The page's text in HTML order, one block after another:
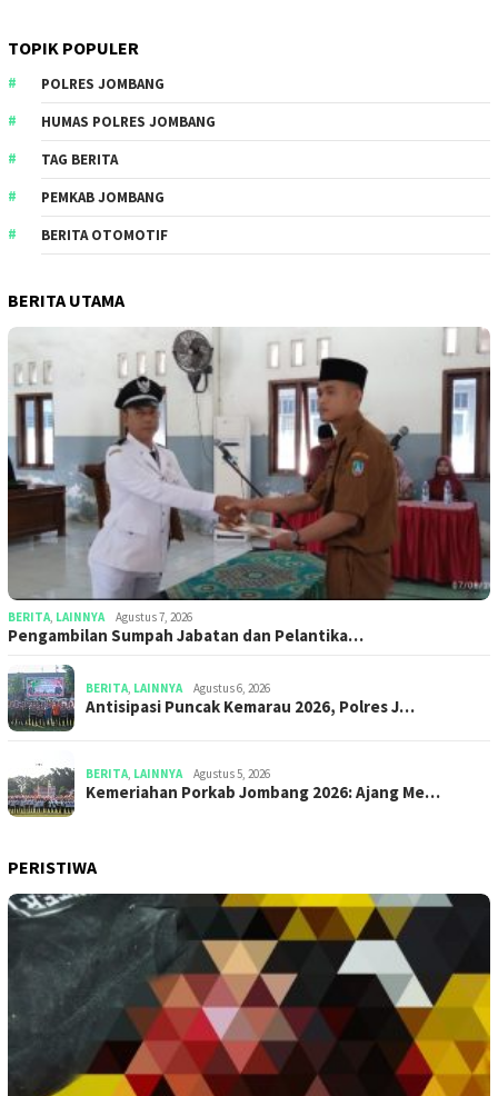
TOPIK POPULER
POLRES JOMBANG
HUMAS POLRES JOMBANG
TAG BERITA
PEMKAB JOMBANG
BERITA OTOMOTIF
BERITA UTAMA
BERITA, LAINNYA Agustus 7, 2026
Pengambilan Sumpah Jabatan dan Pelantika…
BERITA, LAINNYA Agustus 6, 2026
Antisipasi Puncak Kemarau 2026, Polres J…
BERITA, LAINNYA Agustus 5, 2026
Kemeriahan Porkab Jombang 2026: Ajang Me…
PERISTIWA